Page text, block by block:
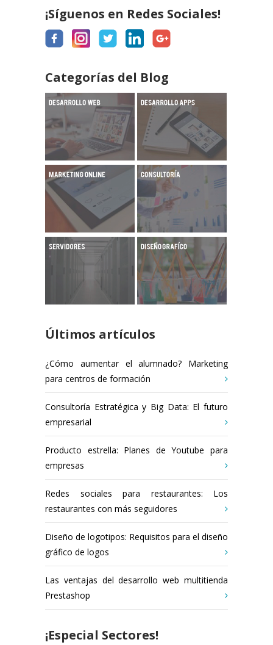
¡Síguenos en Redes Sociales!
Categorías del Blog
Últimos artículos
¿Cómo aumentar el alumnado? Marketing
para centros de formación
Consultoría Estratégica y Big Data: El futuro
empresarial
Producto estrella: Planes de Youtube para
empresas
Redes sociales para restaurantes: Los
restaurantes con más seguidores
Diseño de logotipos: Requisitos para el diseño
gráfico de logos
Las ventajas del desarrollo web multitienda
Prestashop
¡Especial Sectores!